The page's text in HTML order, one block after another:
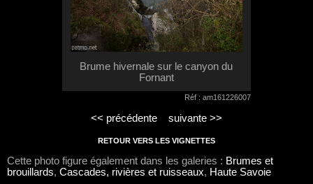
Brume hivernale sur le canyon du
Fornant
Réf : am161226007
<< précédente suivante >>
RETOUR VERS LES VIGNETTES
Cette photo figure également dans les galeries : Brumes et
brouillards, Cascades, rivières et ruisseaux, Haute Savoie